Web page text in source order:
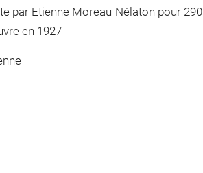
par Etienne Moreau-Nélaton pour 290
en 1927